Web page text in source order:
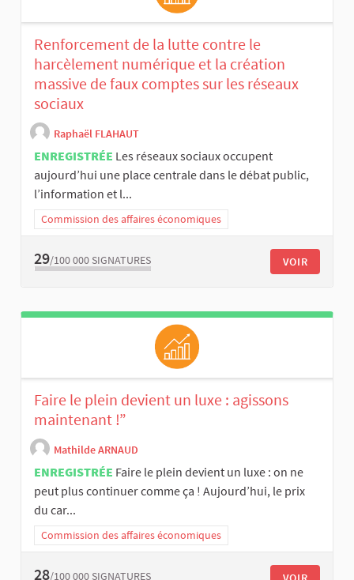
Renforcement de la lutte contre le
harcèlement numérique et la création
massive de faux comptes sur les réseaux
sociaux
Raphaël FLAHAUT
ENREGISTRÉE Les réseaux sociaux occupent
aujourd’hui une place centrale dans le débat public,
l’information et l...
Commission des affaires économiques
29/100 000 SIGNATURES VOIR
Faire le plein devient un luxe : agissons
maintenant !”
Mathilde ARNAUD
ENREGISTRÉE Faire le plein devient un luxe : on ne
peut plus continuer comme ça ! Aujourd’hui, le prix
du car...
Commission des affaires économiques
28/100 000 SIGNATURES